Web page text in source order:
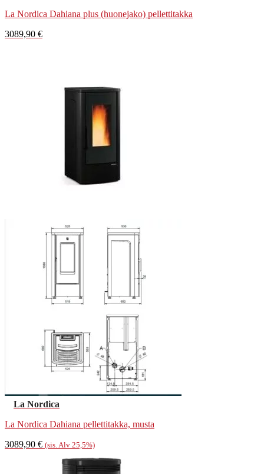
La Nordica Dahiana plus (huonejako) pellettitakka
3089,90 €
La Nordica
La Nordica Dahiana pellettitakka, musta
3089,90 € (sis. Alv 25,5%)